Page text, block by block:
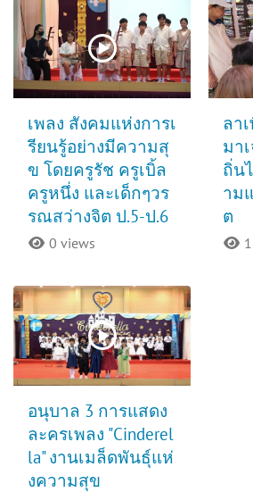
เพลง สังคมแห่งการเ
รียนรู้อย่างมีความสุ
ข โดยครูรัช ครูเบิ้ล
ครูหนึ่ง และเด็กๆวร
รณสว่างจิต ป.5-ป.6
0 views
ลา
มา
ถิ่น
าม
ต
อนุบาล 3 การแสดง
ละครเพลง "Cinderel
la" งานเมล็ดพันธุ์แห่
งความสุข